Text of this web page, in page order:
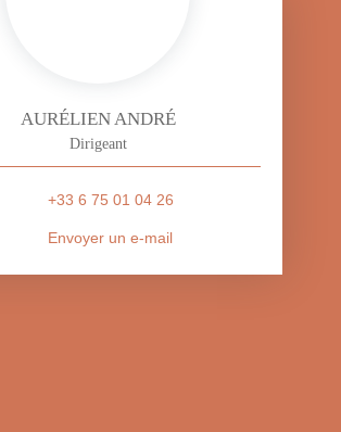
AURÉLIEN ANDRÉ
Dirigeant
+33 6 75 01 04 26
Envoyer un e-mail